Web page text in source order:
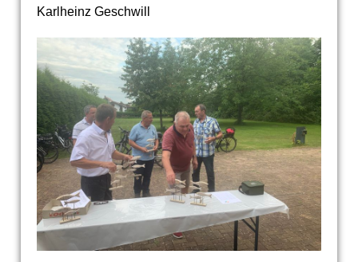
Karlheinz Geschwill